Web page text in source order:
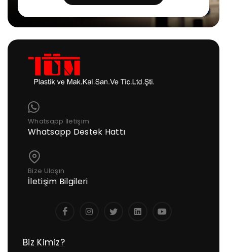
Whatsapp İletişim
Whatsapp Destek Hattı
Bize Ulaşın
İletişim Bilgileri
Biz Kimiz?